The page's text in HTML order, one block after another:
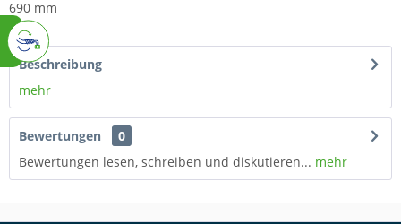
690 mm
Beschreibung
mehr
Bewertungen
0
Bewertungen lesen, schreiben und diskutieren... mehr